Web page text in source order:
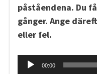
påståendena. Du
gånger. Ange
eller fel.
Audio
00:00